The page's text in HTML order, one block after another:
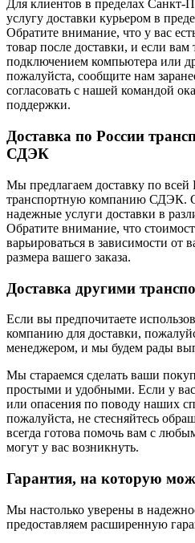
Для клиентов в пределах Санкт-
услугу доставки курьером в
Обратите внимание, что у вас
товар после доставки, и если вам
подключением компьютера или
пожалуйста, сообщите нам
согласовать с нашей командой
поддержки.
Доставка по России
СДЭК
Мы предлагаем доставку по
транспортную компанию СДЭК.
надежные услуги доставки в
Обратите внимание, что
варьироваться в зависимости от
размера вашего заказа.
Доставка другими
Если вы предпочитаете
компанию для доставки,
менеджером, и мы будем рады
Мы стараемся сделать ваши
простыми и удобными. Если у
или опасения по поводу наших
пожалуйста, не стесняйтесь
всегда готова помочь вам с
могут у вас возникнуть.
Гарантия, на которую
Мы настолько уверены в
предоставляем расширенную